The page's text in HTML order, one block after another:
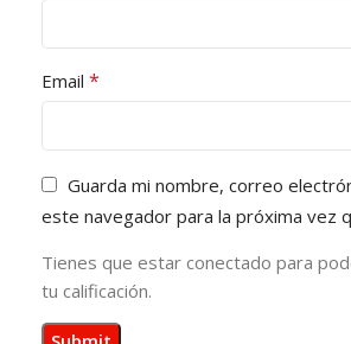
Email *
Guarda mi nombre, correo
este navegador para la próxima vez
Tienes que estar conectado para
tu calificación.